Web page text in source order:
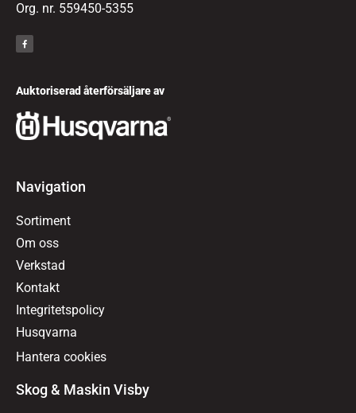
Org. nr. 559450-5355
Auktoriserad återförsäljare av
Navigation
Sortiment
Om oss
Verkstad
Kontakt
Integritetspolicy
Husqvarna
Hantera cookies
Skog & Maskin Visby